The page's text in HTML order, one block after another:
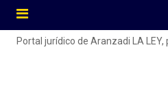
Portal jurídico de Aranzadi LA